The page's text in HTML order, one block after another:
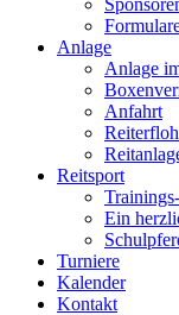
Anlage
Anlage
Anfahrt
Reitsport
Ein
Turniere
Kalender
Kontakt